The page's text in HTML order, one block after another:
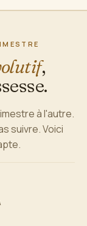
,
à l'autre.
suivre. Voici